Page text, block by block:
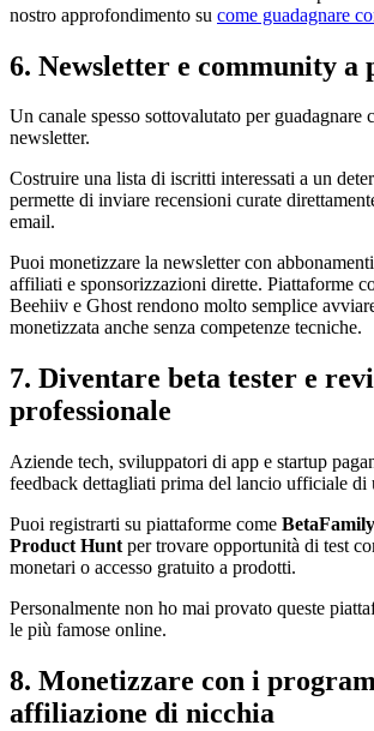
nostro approfondimento su come guadagnare
6. Newsletter e community a
Un canale spesso sottovalutato per guadagnare
newsletter.
Costruire una lista di iscritti interessati a un
permette di inviare recensioni curate
email.
Puoi monetizzare la newsletter con
affiliati e sponsorizzazioni dirette. Piattaforme
Beehiiv e Ghost rendono molto semplice
monetizzata anche senza competenze tecniche.
7. Diventare beta tester e
professionale
Aziende tech, sviluppatori di app e startup
feedback dettagliati prima del lancio ufficiale di
Puoi registrarti su piattaforme come BetaFamily
Product Hunt per trovare opportunità di test
monetari o accesso gratuito a prodotti.
Personalmente non ho mai provato queste
le più famose online.
8. Monetizzare con i
affiliazione di nicchia